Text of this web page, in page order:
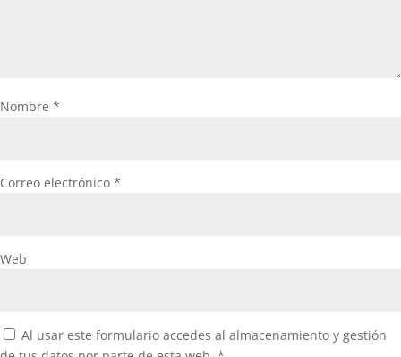
Nombre *
Correo electrónico *
Web
Al usar este formulario accedes al almacenamiento y gestión